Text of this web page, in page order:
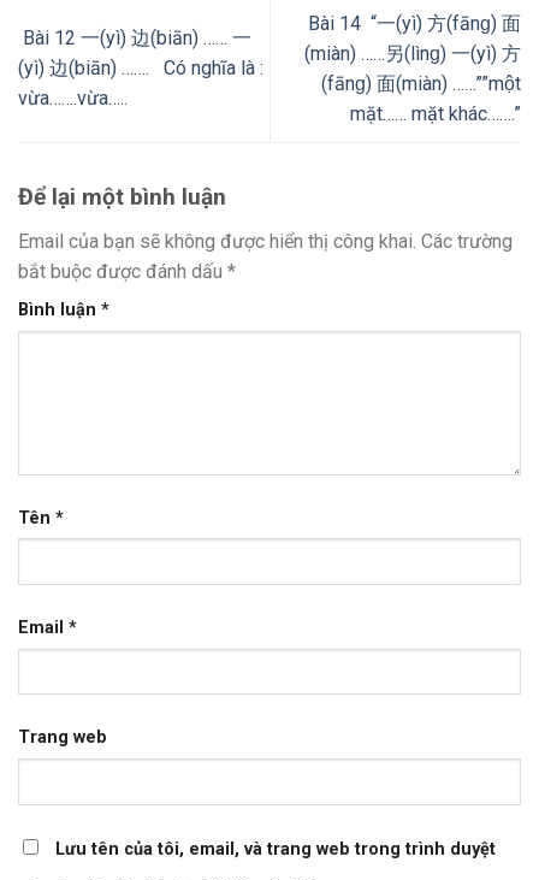
Bài 12 一(yì) 边(biān) …… 一
(yì) 边(biān) ……. Có nghĩa là :
vừa…….vừa…..
Bài 14 “一(yì) 方(fānɡ) 面
(miàn) ……另(lìnɡ) 一(yì) 方
(fānɡ) 面(miàn) ……””một
mặt…… mặt khác…….”
Để lại một bình luận
Email của bạn sẽ không được hiển thị công khai. Các trường
bắt buộc được đánh dấu *
Bình luận *
Tên *
Email *
Trang web
Lưu tên của tôi, email, và trang web trong trình duyệt